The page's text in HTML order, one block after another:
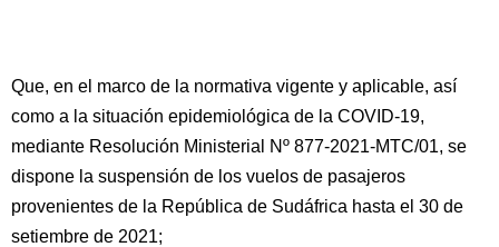
Que, en el marco de la normativa vigente y aplicable, así
como a la situación epidemiológica de la COVID-19,
mediante Resolución Ministerial Nº 877-2021-MTC/01, se
dispone la suspensión de los vuelos de pasajeros
provenientes de la República de Sudáfrica hasta el 30 de
setiembre de 2021;